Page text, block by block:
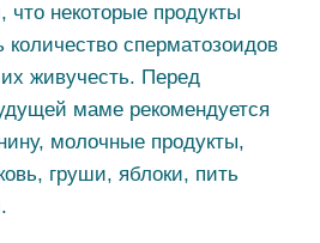
некоторые продукты
сперматозоидов
живучесть. Перед
маме рекомендуется
молочные продукты,
груши, яблоки, пить